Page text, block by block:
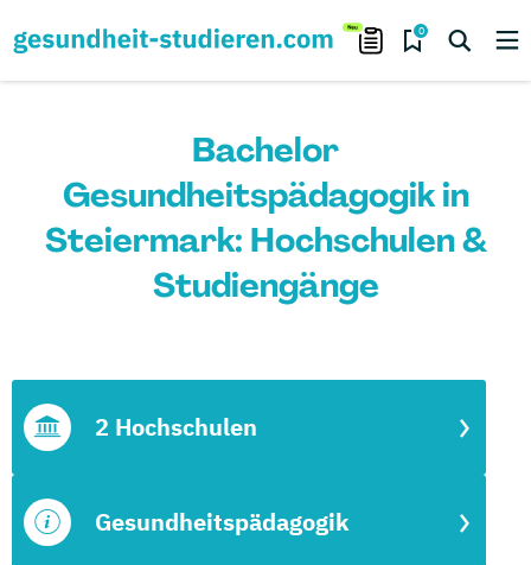
0
Bachelor
Gesundheitspädagogik in
Steiermark: Hochschulen &
Studiengänge
Gesundheitspädagogik
2 Hochschulen